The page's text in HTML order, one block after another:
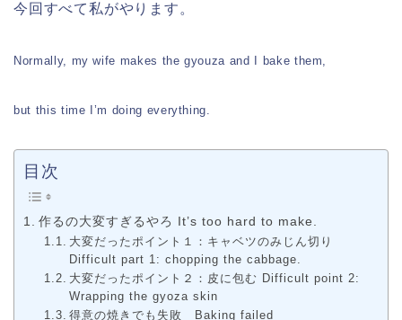
今回すべて私がやります。
Normally, my wife makes the gyouza and I bake them,
but this time I’m doing everything.
目次
作るの大変すぎるやろ It’s too hard to make.
大変だったポイント１：キャベツのみじん切り
Difficult part 1: chopping the cabbage.
大変だったポイント２：皮に包む Difficult point 2:
Wrapping the gyoza skin
得意の焼きでも失敗 Baking failed